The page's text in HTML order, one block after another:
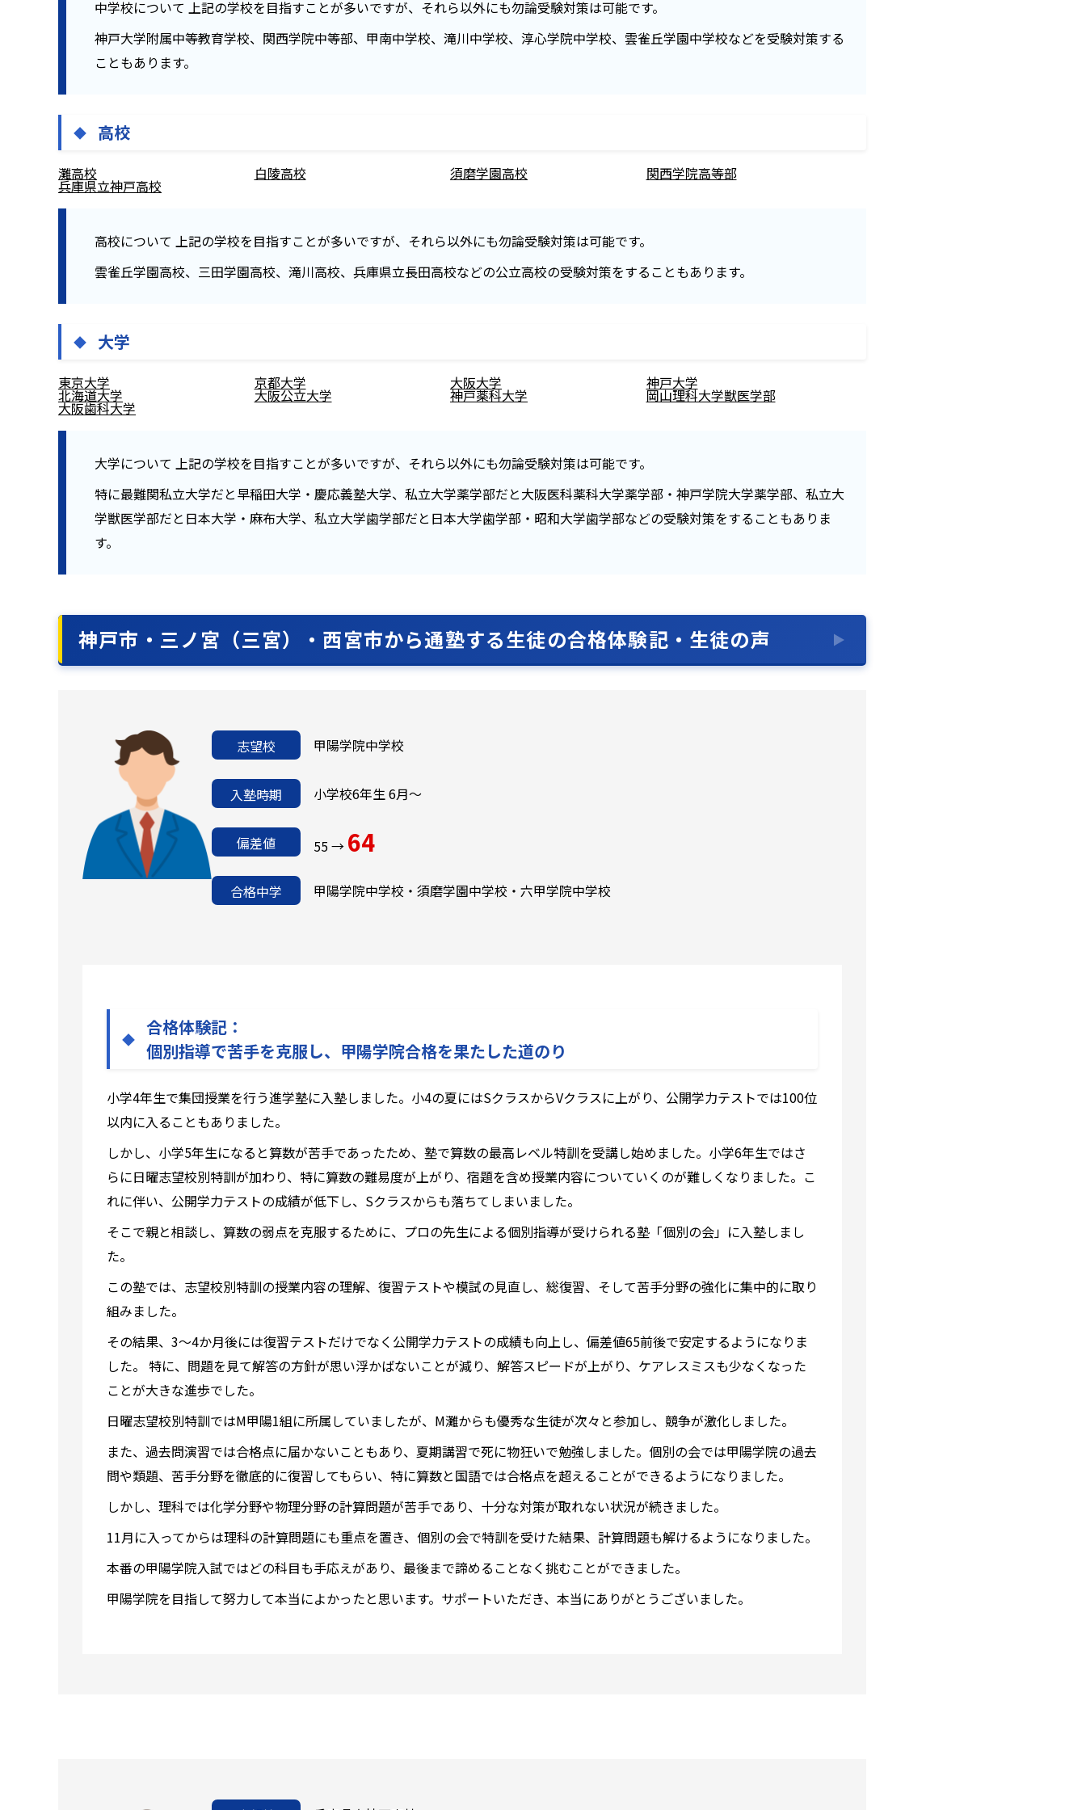
中学校について 上記の学校を目指すことが多いですが、それら以外にも勿論受験対策は可能です。
神戸大学附属中等教育学校、関西学院中等部、甲南中学校、滝川中学校、淳心学院中学校、雲雀丘学園中学校などを受験対策する
こともあります。
高校
灘高校 白陵高校 須磨学園高校 関西学院高等部
兵庫県立神戸高校
高校について 上記の学校を目指すことが多いですが、それら以外にも勿論受験対策は可能です。
雲雀丘学園高校、三田学園高校、滝川高校、兵庫県立長田高校などの公立高校の受験対策をすることもあります。
大学
東京大学 京都大学 大阪大学 神戸大学
北海道大学 大阪公立大学 神戸薬科大学 岡山理科大学獣医学部
大阪歯科大学
大学について 上記の学校を目指すことが多いですが、それら以外にも勿論受験対策は可能です。
特に最難関私立大学だと早稲田大学・慶応義塾大学、私立大学薬学部だと大阪医科薬科大学薬学部・神戸学院大学薬学部、私立大
学獣医学部だと日本大学・麻布大学、私立大学歯学部だと日本大学歯学部・昭和大学歯学部などの受験対策をすることもありま
す。
神戸市・三ノ宮（三宮）・西宮市から通塾する生徒の合格体験記・生徒の声
志望校 甲陽学院中学校
入塾時期 小学校6年生 6月～
偏差値 55 → 64
合格中学 甲陽学院中学校・須磨学園中学校・六甲学院中学校
合格体験記：
個別指導で苦手を克服し、甲陽学院合格を果たした道のり
小学4年生で集団授業を行う進学塾に入塾しました。小4の夏にはSクラスからVクラスに上がり、公開学力テストでは100位
以内に入ることもありました。
しかし、小学5年生になると算数が苦手であったため、塾で算数の最高レベル特訓を受講し始めました。小学6年生ではさ
らに日曜志望校別特訓が加わり、特に算数の難易度が上がり、宿題を含め授業内容についていくのが難しくなりました。こ
れに伴い、公開学力テストの成績が低下し、Sクラスからも落ちてしまいました。
そこで親と相談し、算数の弱点を克服するために、プロの先生による個別指導が受けられる塾「個別の会」に入塾しまし
た。
この塾では、志望校別特訓の授業内容の理解、復習テストや模試の見直し、総復習、そして苦手分野の強化に集中的に取り
組みました。
その結果、3〜4か月後には復習テストだけでなく公開学力テストの成績も向上し、偏差値65前後で安定するようになりま
した。 特に、問題を見て解答の方針が思い浮かばないことが減り、解答スピードが上がり、ケアレスミスも少なくなった
ことが大きな進歩でした。
日曜志望校別特訓ではM甲陽1組に所属していましたが、M灘からも優秀な生徒が次々と参加し、競争が激化しました。
また、過去問演習では合格点に届かないこともあり、夏期講習で死に物狂いで勉強しました。個別の会では甲陽学院の過去
問や類題、苦手分野を徹底的に復習してもらい、特に算数と国語では合格点を超えることができるようになりました。
しかし、理科では化学分野や物理分野の計算問題が苦手であり、十分な対策が取れない状況が続きました。
11月に入ってからは理科の計算問題にも重点を置き、個別の会で特訓を受けた結果、計算問題も解けるようになりました。
本番の甲陽学院入試ではどの科目も手応えがあり、最後まで諦めることなく挑むことができました。
甲陽学院を目指して努力して本当によかったと思います。サポートいただき、本当にありがとうございました。